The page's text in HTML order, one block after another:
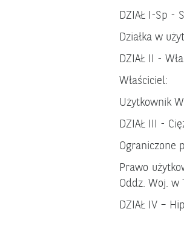
DZIAŁ I-Sp -
Działka w
DZIAŁ II -
Użytkownik
DZIAŁ III -
Ograniczone
Prawo
Oddz. Woj. w
DZIAŁ IV